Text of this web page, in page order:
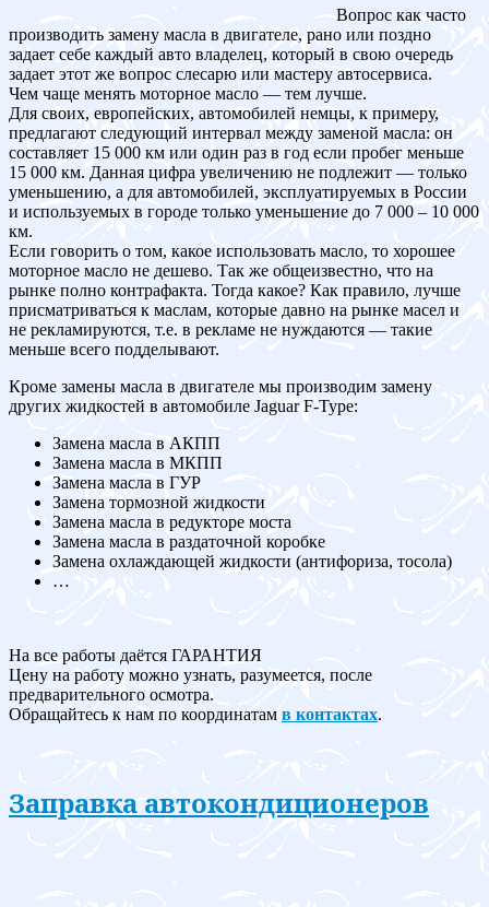
Вопрос как часто
производить замену масла в двигателе, рано или поздно
задает себе каждый авто владелец, который в свою очередь
задает этот же вопрос слесарю или мастеру автосервиса.
Чем чаще менять моторное масло — тем лучше.
Для своих, европейских, автомобилей немцы, к примеру,
предлагают следующий интервал между заменой масла: он
составляет 15 000 км или один раз в год если пробег меньше
15 000 км. Данная цифра увеличению не подлежит — только
уменьшению, а для автомобилей, эксплуатируемых в России
и используемых в городе только уменьшение до 7 000 – 10 000
км.
Если говорить о том, какое использовать масло, то хорошее
моторное масло не дешево. Так же общеизвестно, что на
рынке полно контрафакта. Тогда какое? Как правило, лучше
присматриваться к маслам, которые давно на рынке масел и
не рекламируются, т.е. в рекламе не нуждаются — такие
меньше всего подделывают.
Кроме замены масла в двигателе мы производим замену
других жидкостей в автомобиле Jaguar F-Type:
Замена масла в АКПП
Замена масла в МКПП
Замена масла в ГУР
Замена тормозной жидкости
Замена масла в редукторе моста
Замена масла в раздаточной коробке
Замена охлаждающей жидкости (антифориза, тосола)
…
На все работы даётся ГАРАНТИЯ
Цену на работу можно узнать, разумеется, после
предварительного осмотра.
Обращайтесь к нам по координатам в контактах.
Заправка автокондиционеров